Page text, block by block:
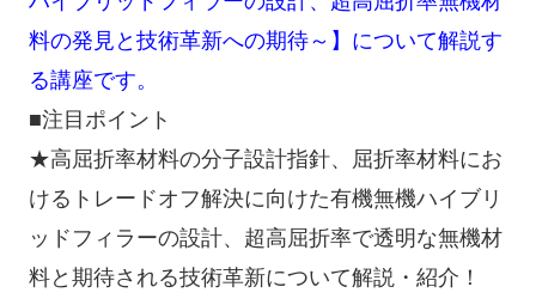
料の発見と技術革新への期待～】について解説す
る講座です。
■注目ポイント
★高屈折率材料の分子設計指針、屈折率材料にお
けるトレードオフ解決に向けた有機無機ハイブリ
ッドフィラーの設計、超高屈折率で透明な無機材
料と期待される技術革新について解説・紹介！